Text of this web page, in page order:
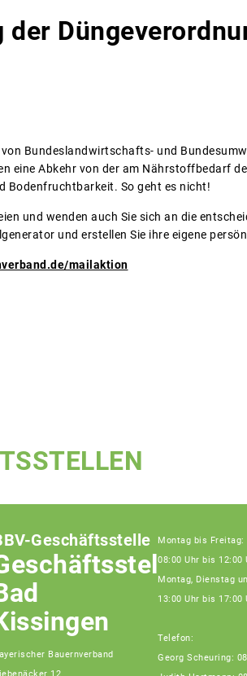
Bundeslandwirtschafts- und
eine Abkehr von der am Nährstoffbedarf
Bodenfruchtbarkeit. So geht es nicht!
und wenden auch Sie sich an die
und erstellen Sie ihre eigene
mailaktion
Geschäftsstelle
Bauernverband
Montag bis Freitag:
08:00 Uhr bis 12:00
Montag, Dienstag
13:00 Uhr bis 17:00
Telefon:
Georg Scheuring: